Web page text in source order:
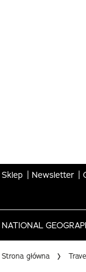
Sklep Newsletter
NATIONAL
Strona główna